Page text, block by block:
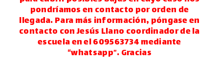
pondríamos en contacto por orden de
llegada. Para más información, póngase en
contacto con Jesús Llano coordinador de la
escuela en el 609563734 mediante
“whatsapp”. Gracias